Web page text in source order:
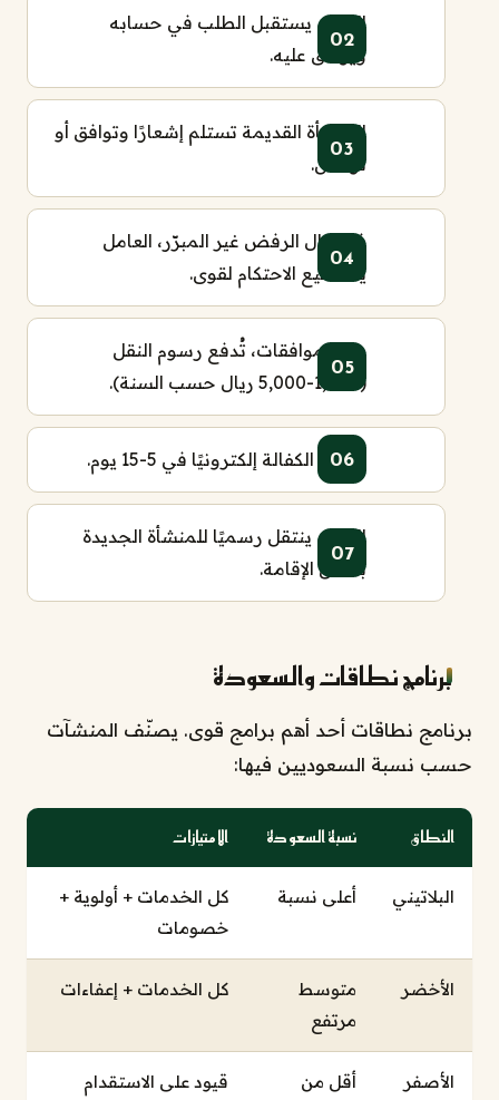
العامل يستقبل الطلب في حسابه
ويوافق عليه.
المنشأة القديمة تستلم إشعارًا وتوافق أو
ترفض.
في حال الرفض غير المبرّر، العامل
يستطيع الاحتكام لقوى.
بعد الموافقات، تُدفع رسوم النقل
(1,000-5,000 ريال حسب السنة).
تُحدّث الكفالة إلكترونيًا في 5-15 يوم.
العامل ينتقل رسميًا للمنشأة الجديدة
بنفس الإقامة.
برنامج نطاقات والسعودة
برنامج نطاقات أحد أهم برامج قوى. يصنّف المنشآت
حسب نسبة السعوديين فيها:
النطاق نسبة السعودة الامتيازات
البلاتيني أعلى نسبة
كل الخدمات + أولوية +
خصومات
الأخضر
متوسط
مرتفع
كل الخدمات + إعفاءات
الأصفر
أقل من
قيود على الاستقدام